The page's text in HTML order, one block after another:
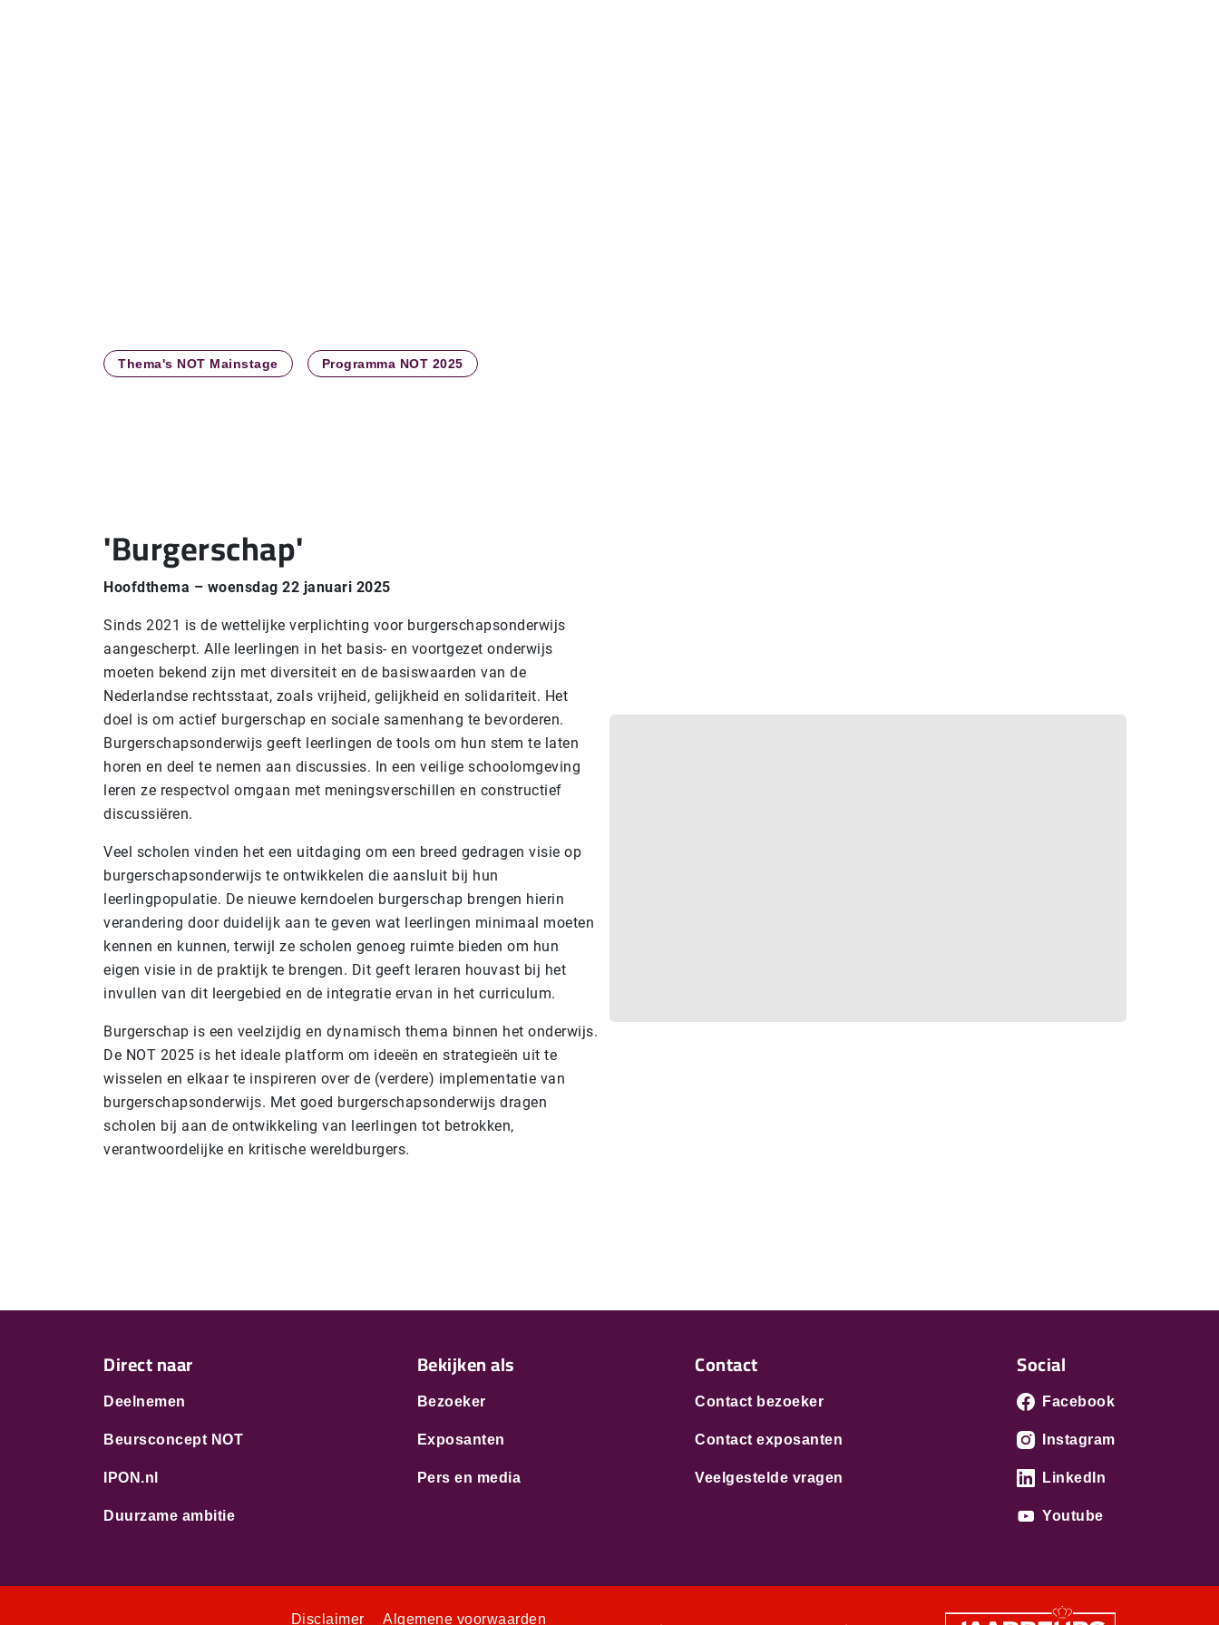
Thema's NOT Mainstage Programma NOT 2025
'Burgerschap'
Hoofdthema – woensdag 22 januari 2025
Sinds 2021 is de wettelijke verplichting voor burgerschapsonderwijs
aangescherpt. Alle leerlingen in het basis- en voortgezet onderwijs
moeten bekend zijn met diversiteit en de basiswaarden van de
Nederlandse rechtsstaat, zoals vrijheid, gelijkheid en solidariteit. Het
doel is om actief burgerschap en sociale samenhang te bevorderen.
Burgerschapsonderwijs geeft leerlingen de tools om hun stem te laten
horen en deel te nemen aan discussies. In een veilige schoolomgeving
leren ze respectvol omgaan met meningsverschillen en constructief
discussiëren.
Veel scholen vinden het een uitdaging om een breed gedragen visie op
burgerschapsonderwijs te ontwikkelen die aansluit bij hun
leerlingpopulatie. De nieuwe kerndoelen burgerschap brengen hierin
verandering door duidelijk aan te geven wat leerlingen minimaal moeten
kennen en kunnen, terwijl ze scholen genoeg ruimte bieden om hun
eigen visie in de praktijk te brengen. Dit geeft leraren houvast bij het
invullen van dit leergebied en de integratie ervan in het curriculum.
Burgerschap is een veelzijdig en dynamisch thema binnen het onderwijs.
De NOT 2025 is het ideale platform om ideeën en strategieën uit te
wisselen en elkaar te inspireren over de (verdere) implementatie van
burgerschapsonderwijs. Met goed burgerschapsonderwijs dragen
scholen bij aan de ontwikkeling van leerlingen tot betrokken,
verantwoordelijke en kritische wereldburgers.
Direct naar
Deelnemen
Beursconcept NOT
IPON.nl
Duurzame ambitie
Bekijken als
Bezoeker
Exposanten
Pers en media
Contact
Contact bezoeker
Contact exposanten
Veelgestelde vragen
Social
Facebook
Instagram
LinkedIn
Youtube
Disclaimer Algemene voorwaarden